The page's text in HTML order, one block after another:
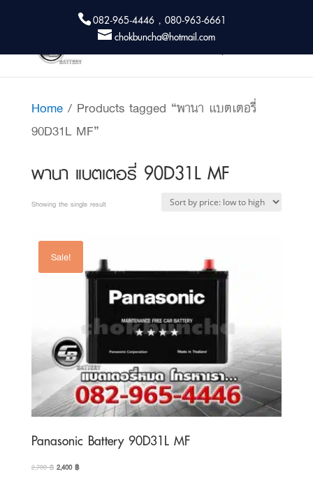
082-965-4446 , 080-963-6661
chokbuncha@hotmail.com
Home/ Products tagged “พานา แบตเตอรี่
90D31L MF”
พานา แบตเตอรี่ 90D31L MF
Showing the single result
Sale!
Panasonic Battery 90D31L MF
2,700฿ Original
2,400฿Current